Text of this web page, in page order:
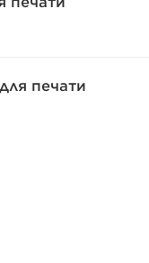
печати